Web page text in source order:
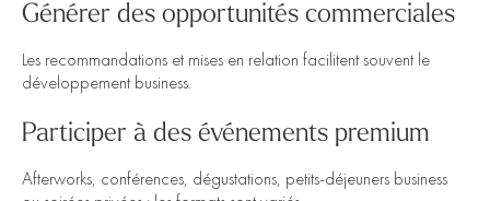
Générer des opportunités commerciales
Les recommandations et mises en relation facilitent souvent le
développement business.
Participer à des événements premium
Afterworks, conférences, dégustations, petits-déjeuners business